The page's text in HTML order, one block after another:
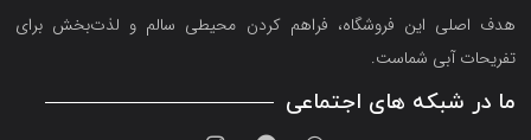
هدف اصلی این فروشگاه‌، فراهم کردن محیطی سالم و لذت‌بخش برای
تفریحات آبی شماست.
ما در شبکه های اجتماعی